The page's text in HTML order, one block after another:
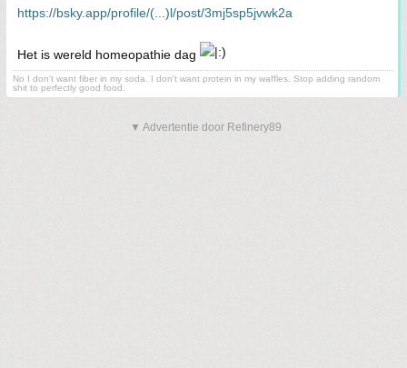
https://bsky.app/profile/(...)l/post/3mj5sp5jvwk2a
Het is wereld homeopathie dag
No I don't want fiber in my soda. I don't want protein in my waffles. Stop adding random
shit to perfectly good food.
▼ Advertentie door Refinery89